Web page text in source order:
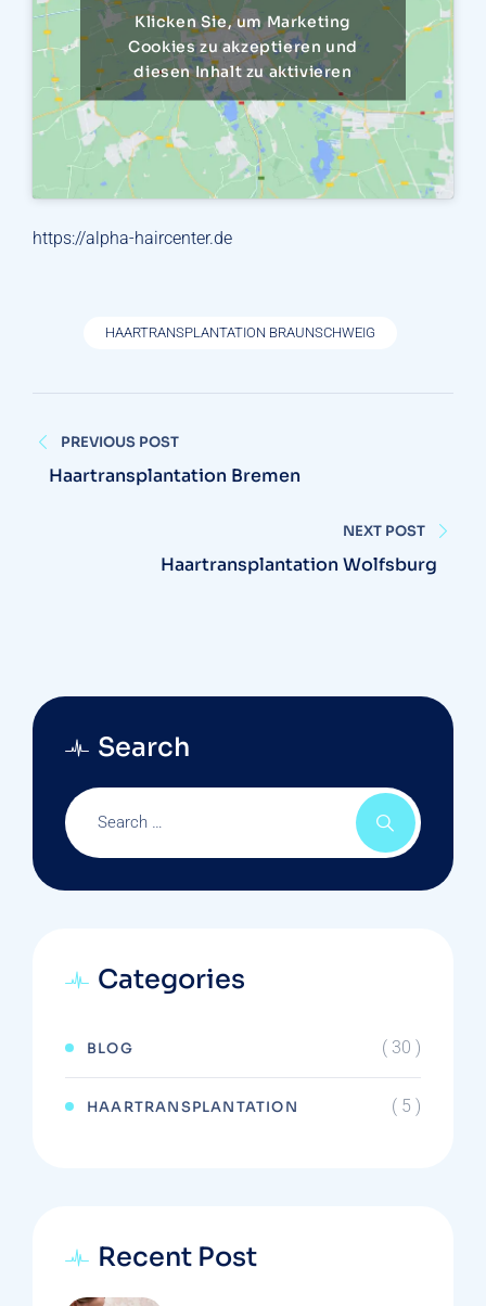
Klicken Sie, um Marketing
Cookies zu akzeptieren und
diesen Inhalt zu aktivieren
https://alpha-haircenter.de
HAARTRANSPLANTATION BRAUNSCHWEIG
PREVIOUS POST
Haartransplantation Bremen
NEXT POST
Haartransplantation Wolfsburg
Search
Categories
BLOG ( 30 )
HAARTRANSPLANTATION ( 5 )
Recent Post